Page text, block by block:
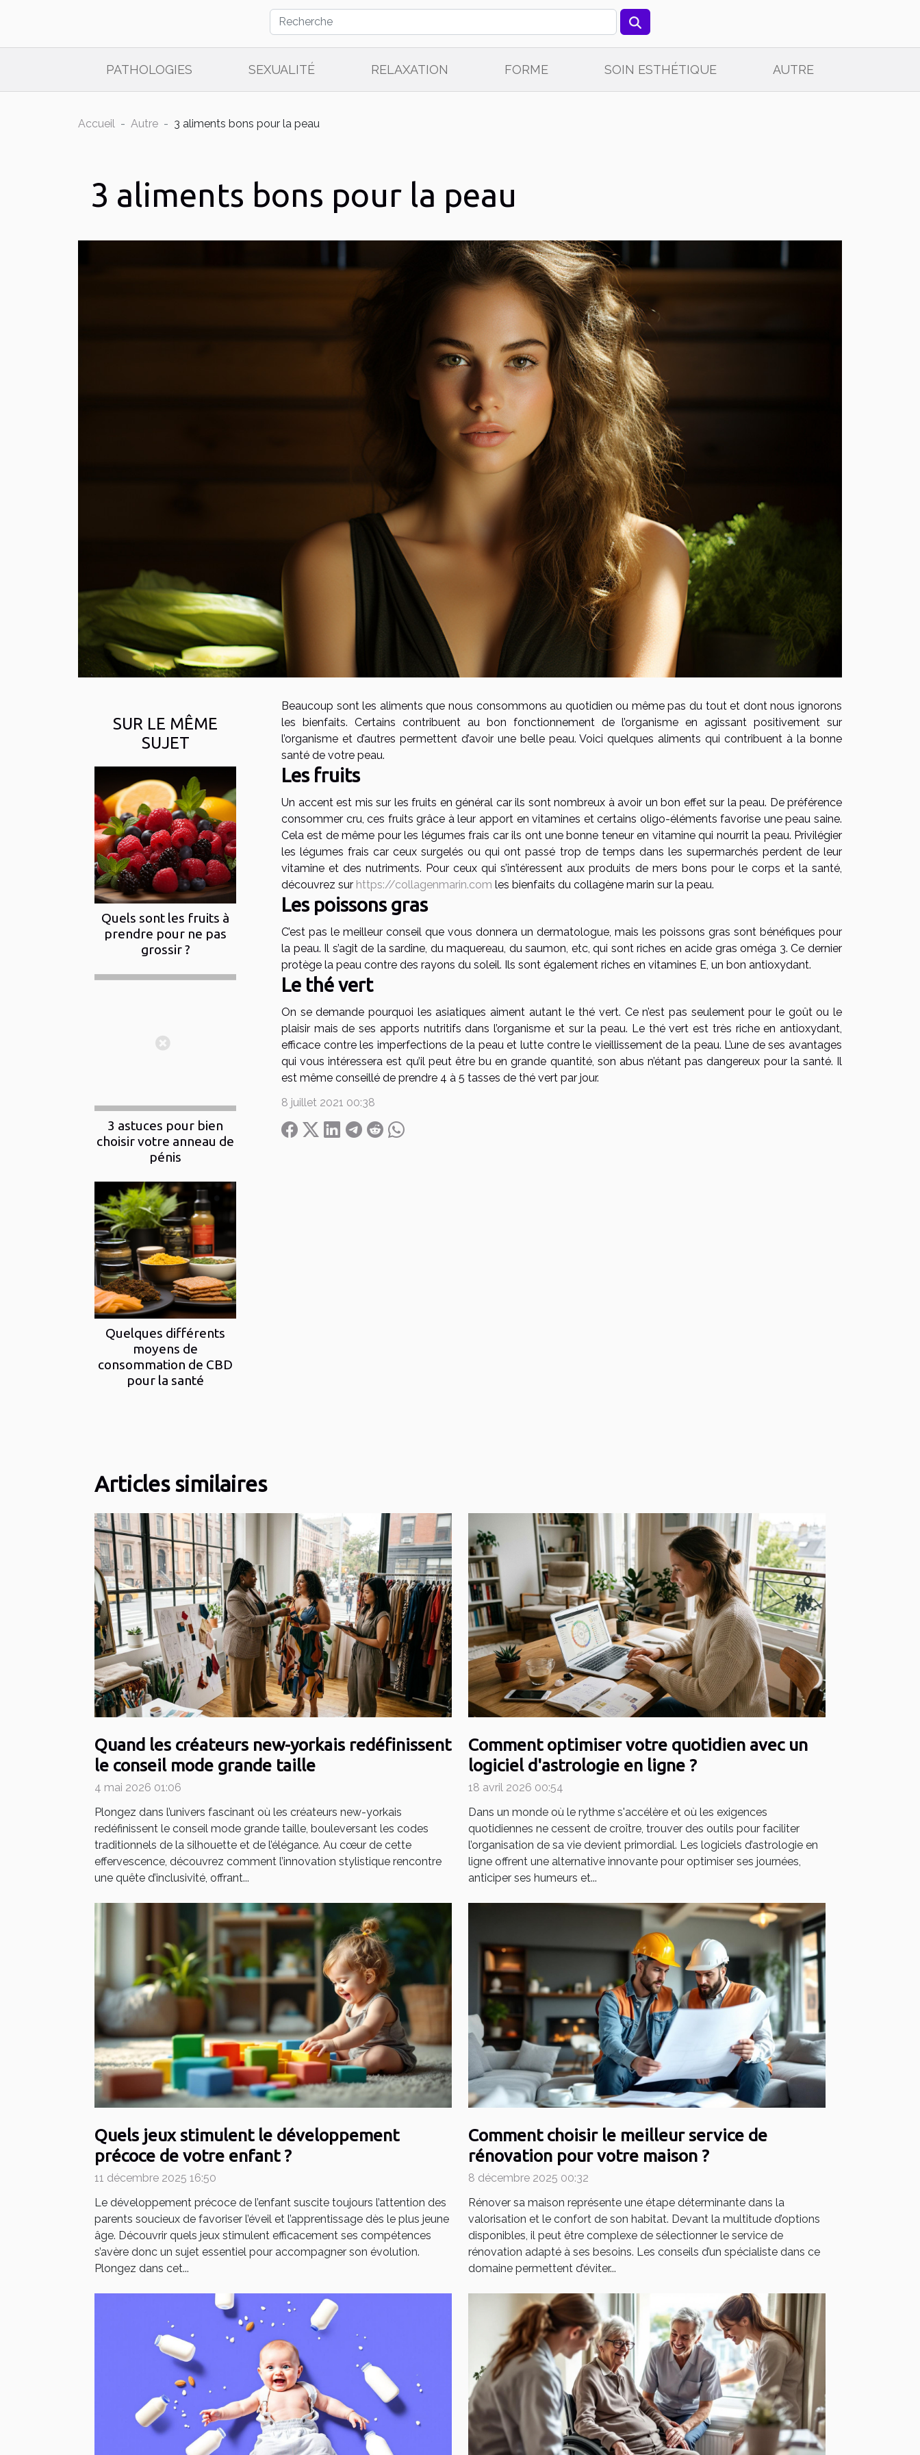
PATHOLOGIES SEXUALITÉ RELAXATION FORME SOIN ESTHÉTIQUE AUTRE
Accueil Autre 3 aliments bons pour la peau
3 aliments bons pour la peau
SUR LE MÊME
SUJET
Quels sont les fruits à
prendre pour ne pas
grossir ?
3 astuces pour bien
choisir votre anneau de
pénis
Quelques différents
moyens de
consommation de CBD
pour la santé
Beaucoup sont les aliments que nous consommons au quotidien ou même pas du tout et dont nous ignorons
les bienfaits. Certains contribuent au bon fonctionnement de l’organisme en agissant positivement sur
l’organisme et d’autres permettent d’avoir une belle peau. Voici quelques aliments qui contribuent à la bonne
santé de votre peau.
Les fruits
Un accent est mis sur les fruits en général car ils sont nombreux à avoir un bon effet sur la peau. De préférence
consommer cru, ces fruits grâce à leur apport en vitamines et certains oligo-éléments favorise une peau saine.
Cela est de même pour les légumes frais car ils ont une bonne teneur en vitamine qui nourrit la peau. Privilégier
les légumes frais car ceux surgelés ou qui ont passé trop de temps dans les supermarchés perdent de leur
vitamine et des nutriments. Pour ceux qui s’intéressent aux produits de mers bons pour le corps et la santé,
découvrez sur https://collagenmarin.com les bienfaits du collagène marin sur la peau.
Les poissons gras
C’est pas le meilleur conseil que vous donnera un dermatologue, mais les poissons gras sont bénéfiques pour
la peau. Il s’agit de la sardine, du maquereau, du saumon, etc, qui sont riches en acide gras oméga 3. Ce dernier
protège la peau contre des rayons du soleil. Ils sont également riches en vitamines E, un bon antioxydant.
Le thé vert
On se demande pourquoi les asiatiques aiment autant le thé vert. Ce n’est pas seulement pour le goût ou le
plaisir mais de ses apports nutritifs dans l’organisme et sur la peau. Le thé vert est très riche en antioxydant,
efficace contre les imperfections de la peau et lutte contre le vieillissement de la peau. L’une de ses avantages
qui vous intéressera est qu’il peut être bu en grande quantité, son abus n’étant pas dangereux pour la santé. Il
est même conseillé de prendre 4 à 5 tasses de thé vert par jour.
8 juillet 2021 00:38
Articles similaires
Quand les créateurs new-yorkais redéfinissent
le conseil mode grande taille
4 mai 2026 01:06
Plongez dans l’univers fascinant où les créateurs new-yorkais
redéfinissent le conseil mode grande taille, bouleversant les codes
traditionnels de la silhouette et de l’élégance. Au cœur de cette
effervescence, découvrez comment l’innovation stylistique rencontre
une quête d’inclusivité, offrant...
Comment optimiser votre quotidien avec un
logiciel d'astrologie en ligne ?
18 avril 2026 00:54
Dans un monde où le rythme s'accélère et où les exigences
quotidiennes ne cessent de croître, trouver des outils pour faciliter
l’organisation de sa vie devient primordial. Les logiciels d’astrologie en
ligne offrent une alternative innovante pour optimiser ses journées,
anticiper ses humeurs et...
Quels jeux stimulent le développement
précoce de votre enfant ?
11 décembre 2025 16:50
Le développement précoce de l’enfant suscite toujours l’attention des
parents soucieux de favoriser l’éveil et l’apprentissage dès le plus jeune
âge. Découvrir quels jeux stimulent efficacement ses compétences
s’avère donc un sujet essentiel pour accompagner son évolution.
Plongez dans cet...
Comment choisir le meilleur service de
rénovation pour votre maison ?
8 décembre 2025 00:32
Rénover sa maison représente une étape déterminante dans la
valorisation et le confort de son habitat. Devant la multitude d’options
disponibles, il peut être complexe de sélectionner le service de
rénovation adapté à ses besoins. Les conseils d’un spécialiste dans ce
domaine permettent d’éviter...